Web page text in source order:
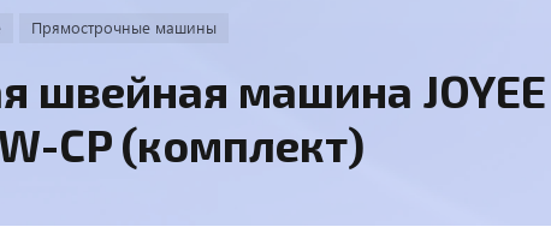
Прямострочные машины
швейная машина JOYEE
CP (комплект)